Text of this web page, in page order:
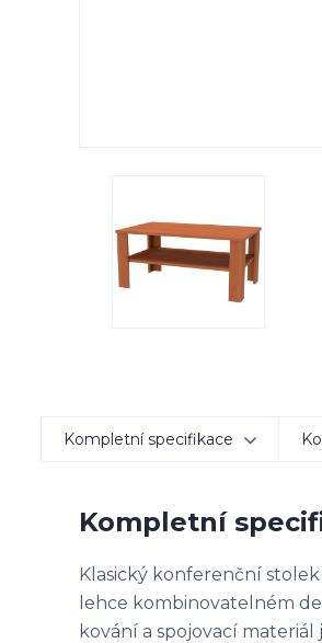
Kompletní specifikace
Kompletní
Klasický konferenční
lehce kombinovatelném
kování a spojovací